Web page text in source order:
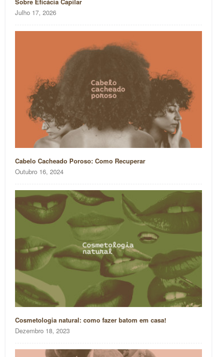
Julho 17, 2026
Cabelo Cacheado Poroso: Como Recuperar
Outubro 16, 2024
Cosmetologia natural: como fazer batom em casa!
Dezembro 18, 2023